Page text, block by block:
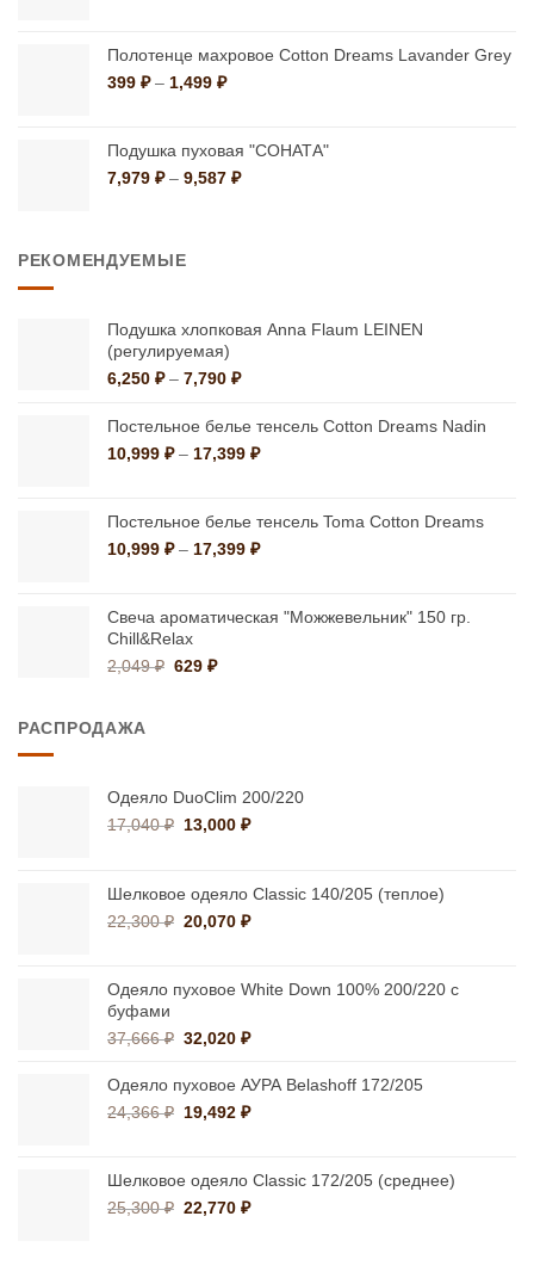
Полотенце махровое Cotton Dreams Lavander Grey
399 ₽ – 1,499 ₽Диапазон
–
1,499 ₽
Подушка пуховая "СОНАТА"
7,979 ₽ – 9,587 ₽Диапазон
РЕКОМЕНДУЕМЫЕ
Подушка хлопковая Anna Flaum LEINEN
(регулируемая)
6,250 ₽ – 7,790 ₽Диапазон
6,250 ₽
–
Постельное белье тенсель Cotton Dreams Nadin
10,999 ₽ – 17,399 ₽Диапазон
–
17,399 ₽
Постельное белье тенсель Toma Cotton Dreams
10,999 ₽ – 17,399 ₽Диапазон
–
Свеча ароматическая "Можжевельник" 150 гр.
Chill&Relax
2,049₽ Первоначальная
629₽Текущая
РАСПРОДАЖА
Одеяло DuoClim 200/220
17,040₽ Первоначальная
17,040 ₽.
13,000₽Текущая
Шелковое одеяло Classic 140/205 (теплое)
22,300₽ Первоначальная
22,300 ₽.
20,070₽Текущая
Одеяло пуховое White Down 100% 200/220 с
буфами
37,666₽ Первоначальная
составляла
37,666 ₽.
32,020₽Текущая
32,020 ₽.
Одеяло пуховое АУРА Belashoff 172/205
24,366₽ Первоначальная
24,366 ₽.
19,492₽Текущая
Шелковое одеяло Classic 172/205 (среднее)
25,300₽ Первоначальная
22,770₽Текущая